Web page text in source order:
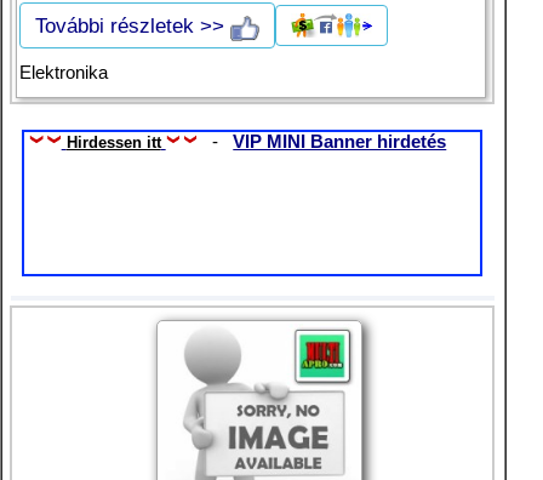
További részletek >>
Elektronika
Hirdessen itt -VIP MINI Banner hirdetés